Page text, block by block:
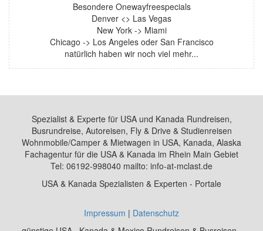
Besondere Onewayfreespecials
Denver <> Las Vegas
New York -> Miami
Chicago -> Los Angeles oder San Francisco
natürlich haben wir noch viel mehr...
Spezialist & Experte für USA und Kanada Rundreisen,
Busrundreise, Autoreisen, Fly & Drive & Studienreisen
Wohnmobile/Camper & Mietwagen in USA, Kanada, Alaska
Fachagentur für die USA & Kanada im Rhein Main Gebiet
Tel: 06192-998040 mailto: info-at-mclast.de
USA & Kanada Spezialisten & Experten - Portale
Impressum | Datenschutz